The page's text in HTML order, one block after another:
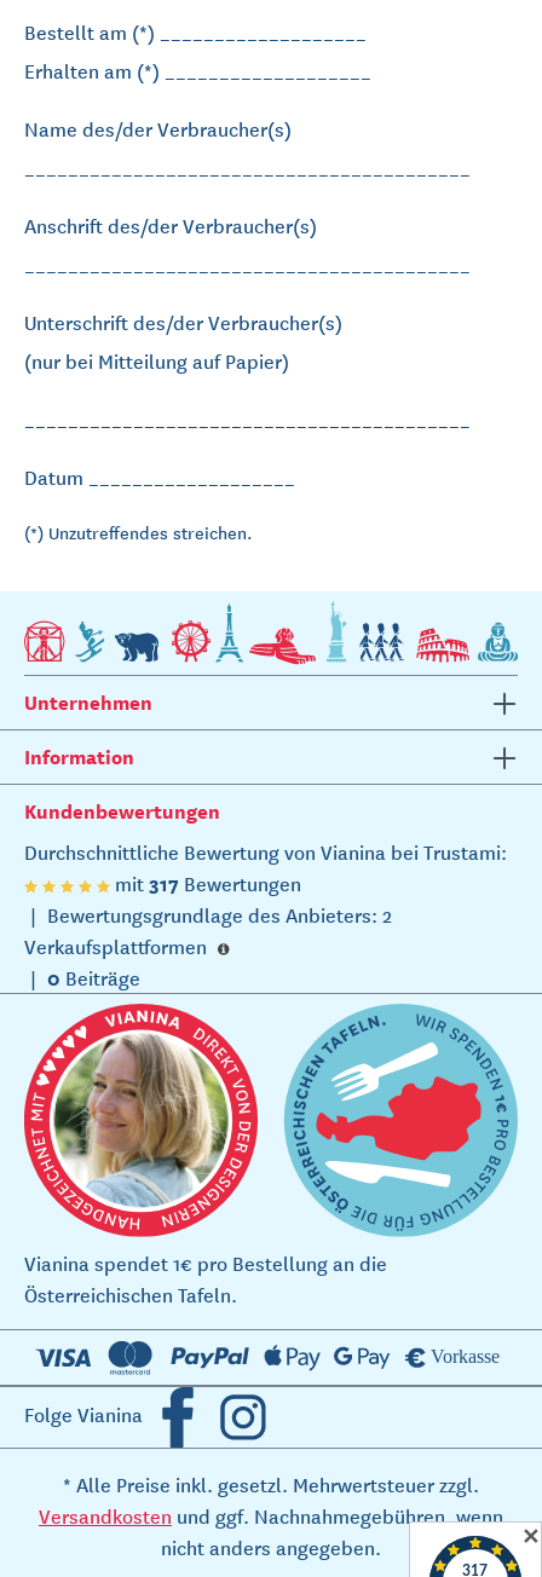
Bestellt am (*) ___________________
Erhalten am (*) ___________________
Name des/der Verbraucher(s)
Anschrift des/der Verbraucher(s)
Unterschrift des/der Verbraucher(s)
(nur bei Mitteilung auf Papier)
Datum ___________________
(*) Unzutreffendes streichen.
Unternehmen
Information
Kundenbewertungen
Durchschnittliche Bewertung von Vianina bei Trustami:
mit317 Bewertungen
| Bewertungsgrundlage des Anbieters: 2
Verkaufsplattformen
| 0 Beiträge
Vianina spendet 1€ pro Bestellung an die
Österreichischen Tafeln.
Folge Vianina
* Alle Preise inkl. gesetzl. Mehrwertsteuer zzgl.
Versandkosten und ggf. Nachnahmegebühren, wenn
nicht anders angegeben.
✕